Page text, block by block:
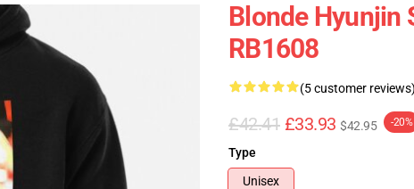
Blonde Hyunjin
RB1608
(5 customer reviews)
£42.41 £33.93 $42.95 -20%
Type
Unisex